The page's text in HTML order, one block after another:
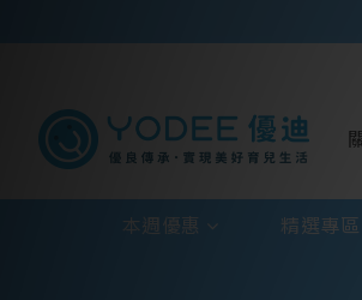
本週優惠 精選專區